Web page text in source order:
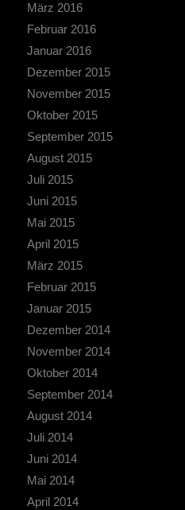
März 2016
Februar 2016
Januar 2016
Dezember 2015
November 2015
Oktober 2015
September 2015
August 2015
Juli 2015
Juni 2015
Mai 2015
April 2015
März 2015
Februar 2015
Januar 2015
Dezember 2014
November 2014
Oktober 2014
September 2014
August 2014
Juli 2014
Juni 2014
Mai 2014
April 2014